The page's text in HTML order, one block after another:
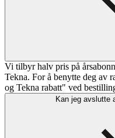
Vi tilbyr halv pris på
Tekna. For å benytte deg av
og Tekna rabatt" ved
Kan jeg avslutte